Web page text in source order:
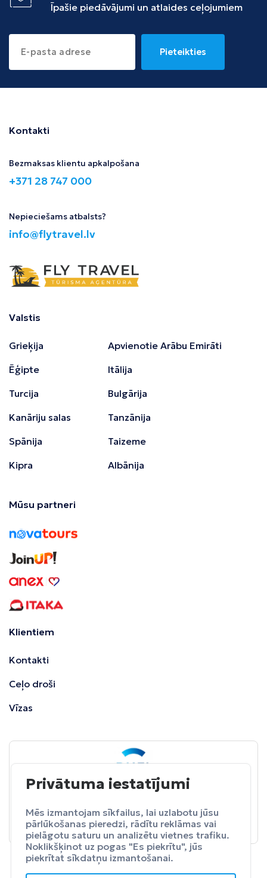
Īpašie piedāvājumi un atlaides ceļojumiem
Pieteikties
Kontakti
Bezmaksas klientu apkalpošana
+371 28 747 000
Nepieciešams atbalsts?
info@flytravel.lv
Valstis
Grieķija
Ēģipte
Turcija
Kanāriju salas
Spānija
Kipra
Apvienotie Arābu Emirāti
Itālija
Bulgārija
Tanzānija
Taizeme
Albānija
Mūsu partneri
Klientiem
Kontakti
Ceļo droši
Vīzas
BALTA ceļojumu apdrošināšana
Apdrošināt
Privātuma iestatījumi
Mēs izmantojam sīkfailus, lai uzlabotu jūsu
pārlūkošanas pieredzi, rādītu reklāmas vai
pielāgotu saturu un analizētu vietnes trafiku.
Noklikšķinot uz pogas "Es piekrītu", jūs
piekrītat sīkdatņu izmantošanai.